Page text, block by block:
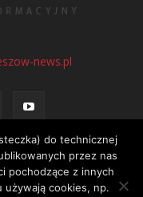
news.pl
Regulamin portalu
do technicznej
przez nas
pochodzące z innych
używają cookies, np.